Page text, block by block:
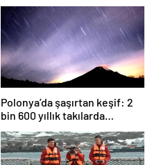
günde çözdü
Polonya’da şaşırtan keşif: 2
bin 600 yıllık takılarda